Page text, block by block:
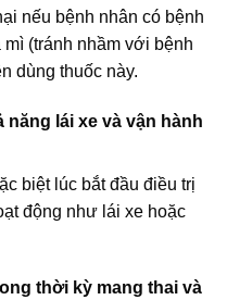
nếu bệnh nhân có bệnh
(tránh nhầm với bệnh
dùng thuốc này.
lái xe và vận hành
biệt lúc bắt đầu điều trị
động như lái xe hoặc
thời kỳ mang thai và